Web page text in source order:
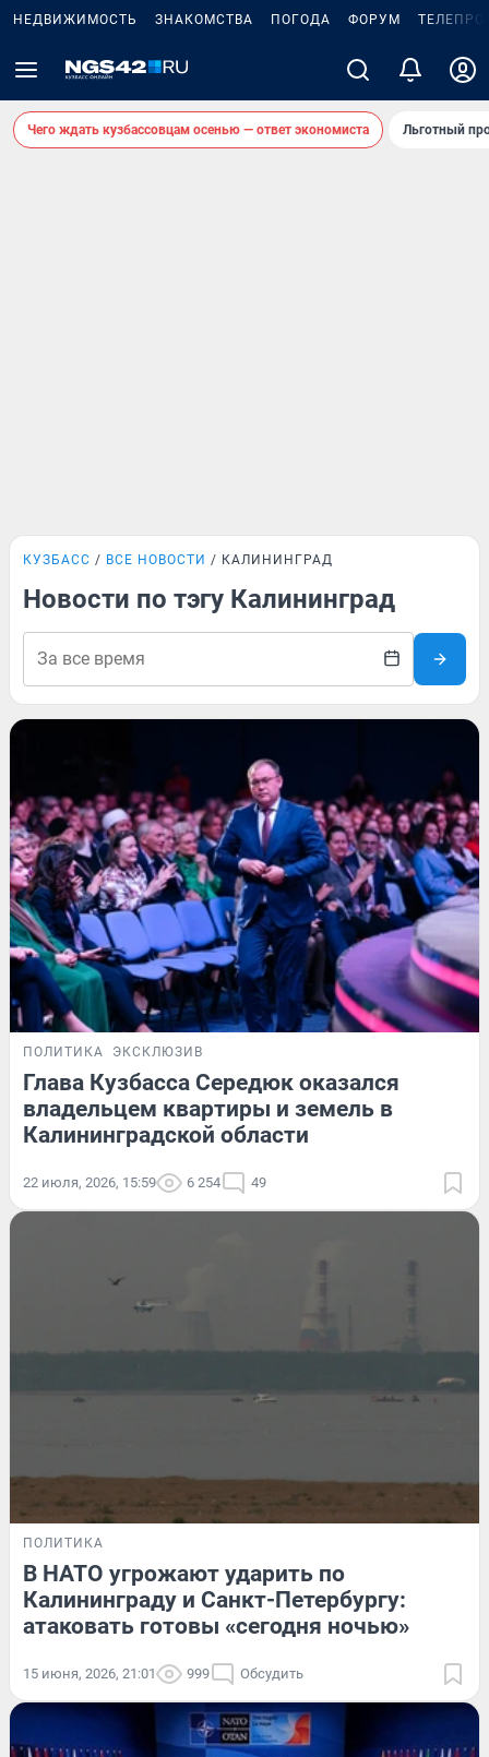
НЕДВИЖИМОСТЬ ЗНАКОМСТВА ПОГОДА ФОРУМ
Чего ждать кузбассовцам осенью — ответ экономиста Льготный
КУЗБАСС ВСЕ НОВОСТИ КАЛИНИНГРАД
Новости по тэгу Калининград
ПОЛИТИКА ЭКСКЛЮЗИВ
Глава Кузбасса Середюк оказался
владельцем квартиры и земель в
Калининградской области
22 июля, 2026, 15:59 6 254 49
ПОЛИТИКА
В НАТО угрожают ударить по
Калининграду и Санкт-Петербургу:
атаковать готовы «сегодня ночью»
15 июня, 2026, 21:01 999 Обсудить